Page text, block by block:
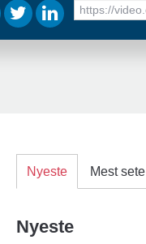
URL
to
Nyeste Mest sete
Nyeste